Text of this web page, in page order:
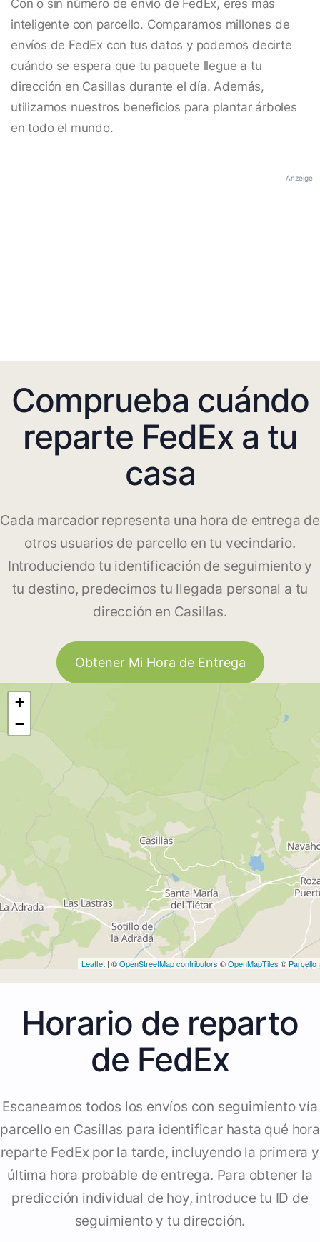
Con o sin número de envío de FedEx, eres más
inteligente con parcello. Comparamos millones de
envíos de FedEx con tus datos y podemos decirte
cuándo se espera que tu paquete llegue a tu
dirección en Casillas durante el día. Además,
utilizamos nuestros beneficios para plantar árboles
en todo el mundo.
Anzeige
Comprueba cuándo
reparte FedEx a tu
casa
Cada marcador representa una hora de entrega de
otros usuarios de parcello en tu vecindario.
Introduciendo tu identificación de seguimiento y
tu destino, predecimos tu llegada personal a tu
dirección en Casillas.
Obtener Mi Hora de Entrega
+
−
Leaflet | ©OpenStreetMap contributors ©OpenMapTiles © Parcello
Horario de reparto
de FedEx
Escaneamos todos los envíos con seguimiento vía
parcello en Casillas para identificar hasta qué hora
reparte FedEx por la tarde, incluyendo la primera y
última hora probable de entrega. Para obtener la
predicción individual de hoy, introduce tu ID de
seguimiento y tu dirección.